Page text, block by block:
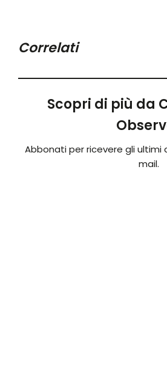
Correlati
Scopri di più da
Abbonati per ricevere gli
mail.